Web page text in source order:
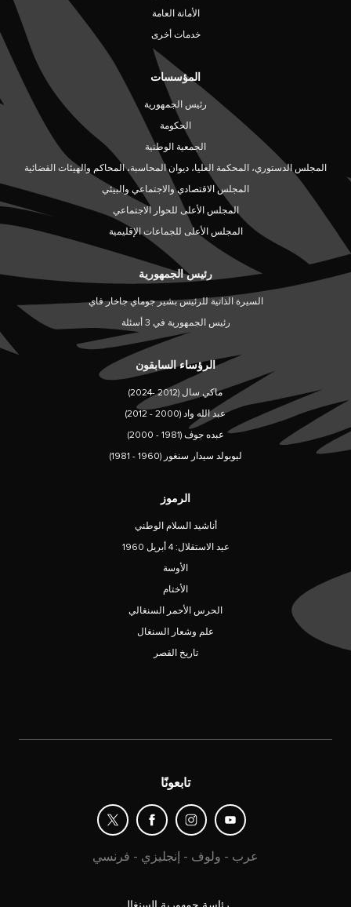
الأمانة العامة
خدمات أخرى
المؤسسات
رئيس الجمهورية
الحكومة
الجمعية الوطنية
المجلس الدستوري، المحكمة العليا، ديوان المحاسبة، المحاكم والهيئات القضائية
المجلس الاقتصادي والاجتماعي والبيئي
المجلس الأعلى للحوار الاجتماعي
المجلس الأعلى للجماعات الإقليمية
رئيس الجمهورية
السيرة الذاتية للرئيس بشير جوماي جاخار فاي
رئيس الجمهورية في 3 أسئلة
الرؤساء السابقون
ماكي سال (2012 -2024)
عبد الله واد (2000 - 2012)
عبده جوف (1981 - 2000)
ليوبولد سيدار سنغور (1960 - 1981)
الرموز
أناشيد السلام الوطني
عيد الاستقلال: 4 أبريل 1960
الأوسة
الأختام
الحرس الأحمر السنغالي
علم وشعار السنغال
تاريخ القصر
تابعونًا
فرنسي - إنجليزي - ولوف - عرب